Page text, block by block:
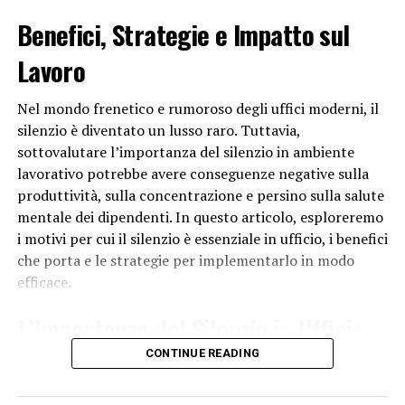
un connubio perfetto tra arte, storia e intrattenimento.
Infine, il Carnevale di Venezia rappresenta
un’opportunità per celebrare la creatività e
l’individualità. I partecipanti hanno la possibilità di
sfoggiare costumi elaborati e maschere uniche,
esprimendo la propria personalità e immaginazione. La
libertà di mascherarsi e di esprimersi in modo creativo fa
del Carnevale di Venezia un evento inclusivo che attrae
persone di tutte le età e provenienze.
In conclusione, il Carnevale di Venezia è un evento
memorabile per la sua storia, le maschere iconiche, la
cittadino e la celebrazione della creatività individuale.
Questa festa millenaria continua a catturare
trasportandole in un mondo di magia e mistero.
Benefici, Strategie e Impatto sul
Lavoro
Nel mondo frenetico e rumoroso degli uffici moderni, il
silenzio è diventato un lusso raro. Tuttavia,
sottovalutare l’importanza del silenzio in ambiente
lavorativo potrebbe avere conseguenze negative sulla
produttività, sulla concentrazione e persino sulla salute
mentale dei dipendenti. In questo articolo, esploreremo
i motivi per cui il silenzio è essenziale in ufficio, i benefici
che porta e le strategie per implementarlo in modo
efficace.
L’Importanza del Silenzio in Ufficio
Il silenzio inufficioè fondamentale per diversi motivi:
CONTINUE READING